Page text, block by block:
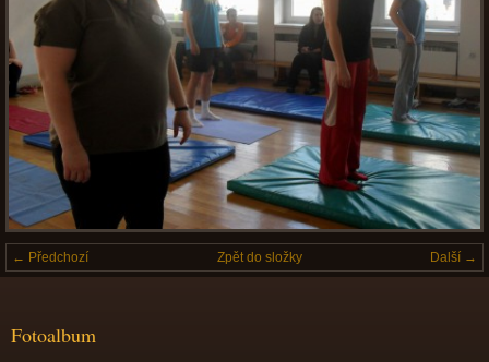
← Předchozí Další →
Zpět do složky
Fotoalbum